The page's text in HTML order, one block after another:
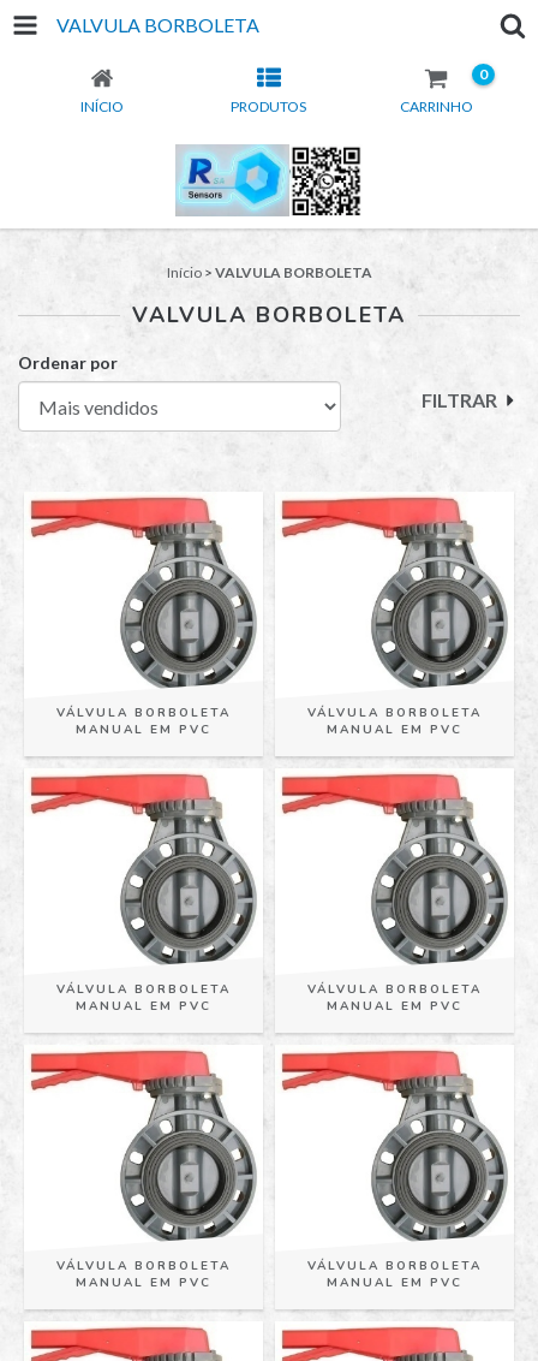
VALVULA BORBOLETA
INÍCIO PRODUTOS CARRINHO
0
Início > VALVULA BORBOLETA
VALVULA BORBOLETA
Ordenar por
FILTRAR
VÁLVULA BORBOLETA
MANUAL EM PVC
VÁLVULA BORBOLETA
MANUAL EM PVC
VÁLVULA BORBOLETA
MANUAL EM PVC
VÁLVULA BORBOLETA
MANUAL EM PVC
VÁLVULA BORBOLETA
MANUAL EM PVC
VÁLVULA BORBOLETA
MANUAL EM PVC